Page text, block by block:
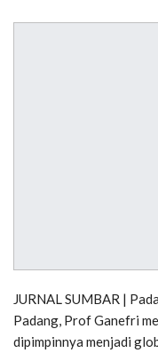
JURNAL SUMBAR |
Padang, Prof Ganefri
dipimpinnya menjadi